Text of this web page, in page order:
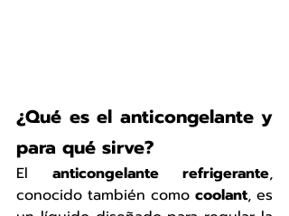
¿Qué es el anticongelante y
para qué sirve?
El anticongelante refrigerante,
conocido también como coolant, es